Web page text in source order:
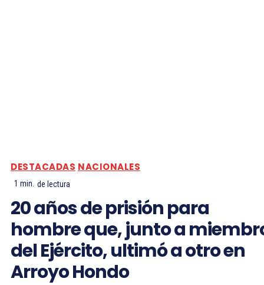
DESTACADAS NACIONALES
1 min. de lectura
20 años de prisión para
hombre que, junto a
del Ejército, ultimó a otro en
Arroyo Hondo